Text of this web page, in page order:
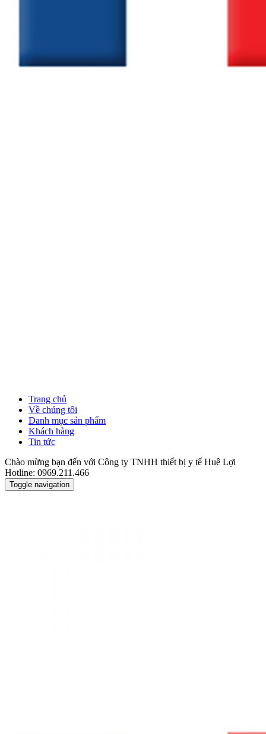
Trang chủ
Về chúng tôi
Danh mục sản phẩm
Khách hàng
Tin tức
Chào mừng bạn đến với Công ty TNHH thiết bị y tế Huê Lợi
Hotline: 0969.211.466
Toggle navigation